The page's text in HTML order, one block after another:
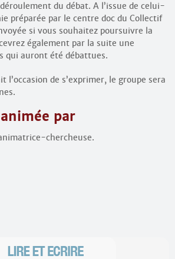
du débat. A l’issue de celui-
préparée par le centre doc du Collectif
si vous souhaitez poursuivre la
également par la suite une
qui auront été débattues.
l’occasion de s’exprimer, le groupe sera
par
chercheuse.